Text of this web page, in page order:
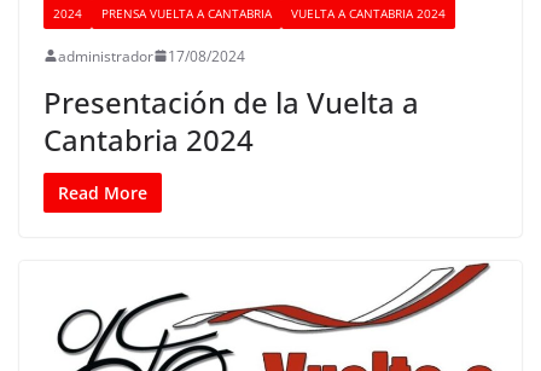
2024 PRENSA VUELTA A CANTABRIA VUELTA A CANTABRIA 2024
administrador 17/08/2024
Presentación de la Vuelta a
Cantabria 2024
Read More